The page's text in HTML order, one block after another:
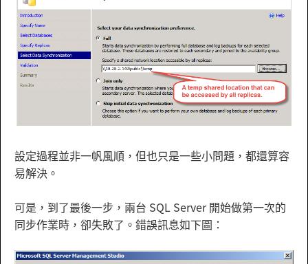
設定過程並非一帆風順，但也只是一些小問題，都還算容
易解決。
可是，到了最後一步，兩台 SQL Server 開始做第一次的
同步作業時，卻失敗了。錯誤訊息如下圖：